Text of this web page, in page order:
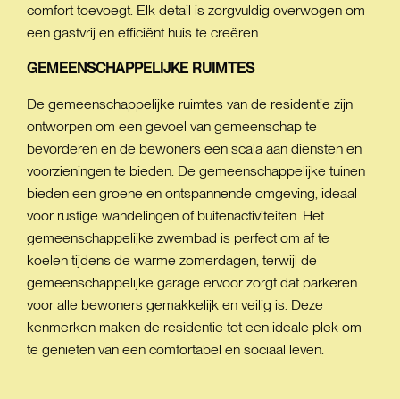
comfort toevoegt. Elk detail is zorgvuldig overwogen om
een gastvrij en efficiënt huis te creëren.
GEMEENSCHAPPELIJKE RUIMTES
De gemeenschappelijke ruimtes van de residentie zijn
ontworpen om een gevoel van gemeenschap te
bevorderen en de bewoners een scala aan diensten en
voorzieningen te bieden. De gemeenschappelijke tuinen
bieden een groene en ontspannende omgeving, ideaal
voor rustige wandelingen of buitenactiviteiten. Het
gemeenschappelijke zwembad is perfect om af te
koelen tijdens de warme zomerdagen, terwijl de
gemeenschappelijke garage ervoor zorgt dat parkeren
voor alle bewoners gemakkelijk en veilig is. Deze
kenmerken maken de residentie tot een ideale plek om
te genieten van een comfortabel en sociaal leven.